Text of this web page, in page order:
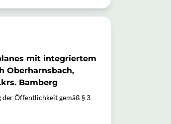
mit integriertem
Oberharnsbach,
Bamberg
der Öffentlichkeit gemäß § 3